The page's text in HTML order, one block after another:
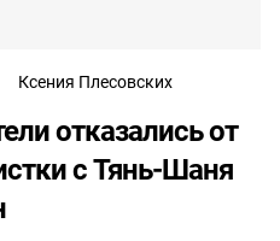
Ксения Плесовских
отказались от
с Тянь-Шаня